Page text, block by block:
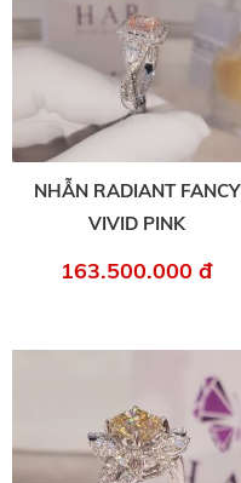
NHẪN RADIANT FANCY
VIVID PINK
163.500.000 đ